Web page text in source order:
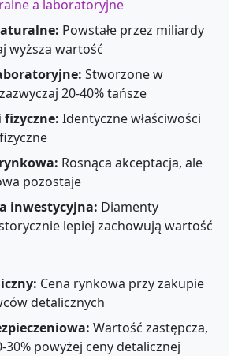
a laboratoryjne
Powstałe przez miliardy
wyższa wartość
Stworzone w
20-40% tańsze
fizyczne: Identyczne właściwości
Rosnąca akceptacja, ale
pozostaje
inwestycyjna: Diamenty
lepiej zachowują wartość
Cena rynkowa przy zakupie
detalicznych
Wartość zastępcza,
30% powyżej ceny detalicznej